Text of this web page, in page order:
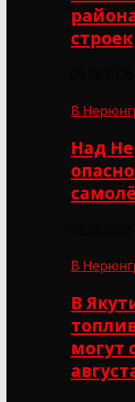
строек
В
Над
В
В
могут